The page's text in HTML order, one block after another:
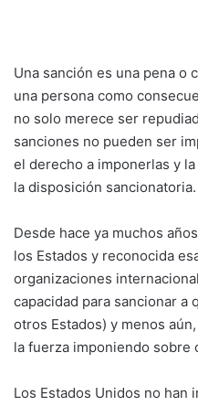
Una sanción es una pena o
una persona como
no solo merece ser
sanciones no pueden ser
el derecho a imponerlas y
la disposición sancionatoria.
Desde hace ya muchos
los Estados y reconocida
organizaciones
capacidad para sancionar a
otros Estados) y menos
la fuerza imponiendo sobre
Los Estados Unidos no han